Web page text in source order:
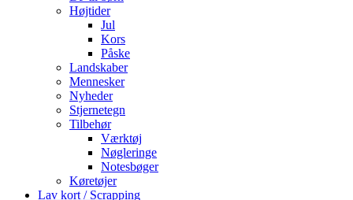
Højtider
Jul
Kors
Påske
Landskaber
Mennesker
Nyheder
Stjernetegn
Tilbehør
Værktøj
Nøgleringe
Notesbøger
Køretøjer
Lav kort / Scrapping